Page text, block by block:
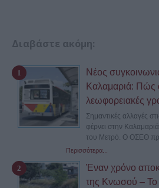
Διαβάστε ακόμη:
Νέος
Καλαμαριά: Πώς
λεωφορειακές
Σημαντικές αλλαγές
φέρνει στην
του Μετρό. Ο ΟΣΕΘ
Περισσότερα...
Έναν χρόνο
της Κνωσού – Το